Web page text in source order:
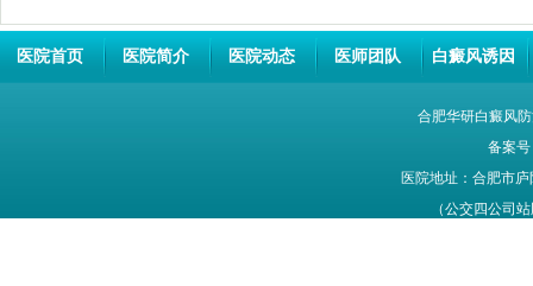
医院首页 医院简介 医院动态 医师团队 白癜风诱因
合肥华研白癜风
备案号
医院地址：合肥市
（公交四公司